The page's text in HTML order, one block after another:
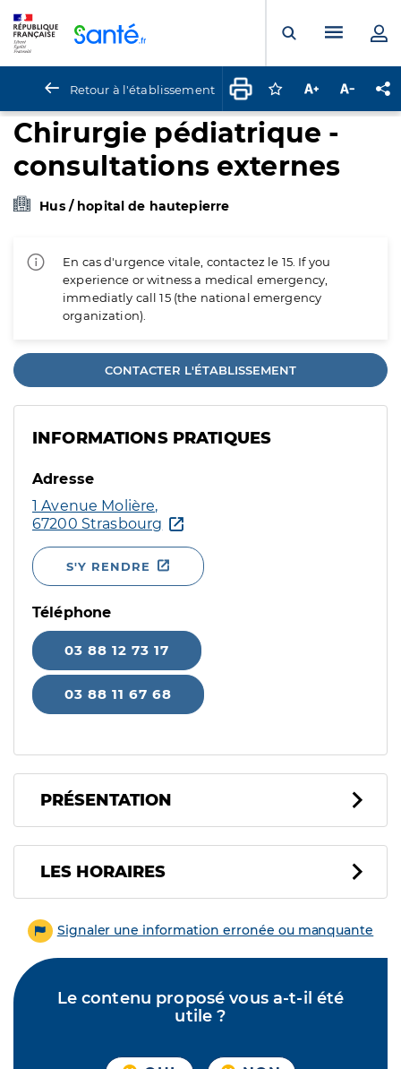
Ouvrir laMenu
Retour à l'établissement Connectez-vous
Augmenter la
Chirurgie pédiatrique -
consultations externes
Hus / hopital de hautepierre
En cas d'urgence vitale, contactez le 15. If you
experience or witness a medical emergency,
immediatly call 15 (the national emergency
organization).
CONTACTER L'ÉTABLISSEMENT
INFORMATIONS PRATIQUES
Adresse
1 Avenue Molière,
67200 Strasbourg
S'Y RENDRE
Téléphone
03 88 12 73 17
03 88 11 67 68
PRÉSENTATION
LES HORAIRES
Signaler une information erronée ou manquante
Le contenu proposé vous a-t-il été
utile ?